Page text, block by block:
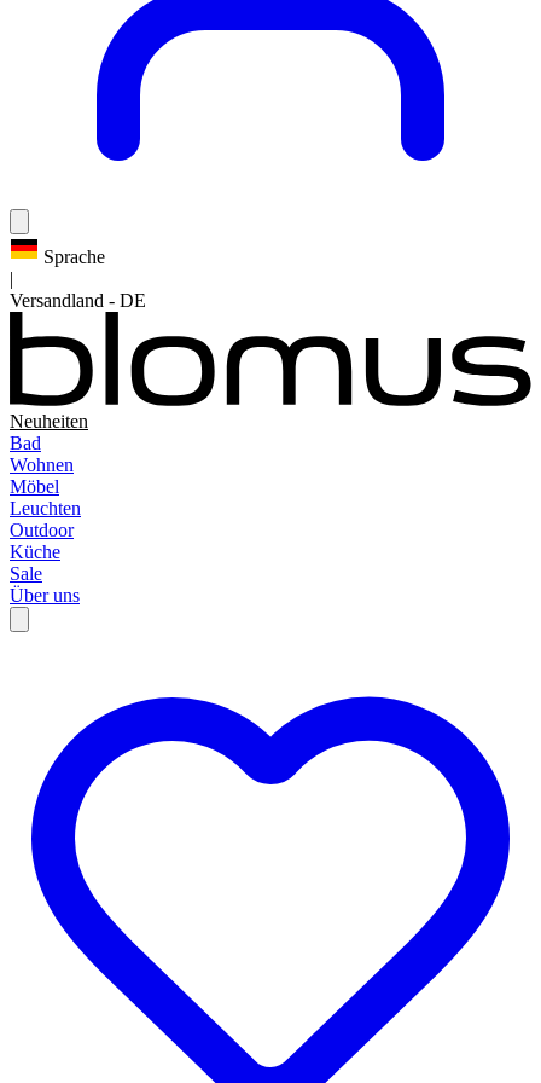
Sprache
|
Versandland - DE
Neuheiten
Bad
Wohnen
Möbel
Leuchten
Outdoor
Küche
Sale
Über uns